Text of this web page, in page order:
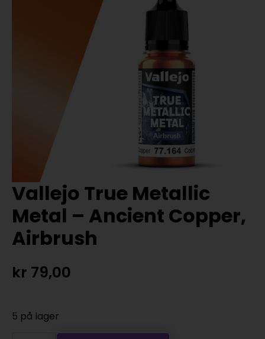
Vallejo True Metallic
Metal – Ancient Copper,
Airbrush
kr 79,00
5 på lager